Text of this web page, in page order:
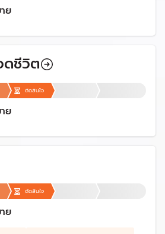
ย
ดชีวิต
ตัดสินใจ
ย
ตัดสินใจ
ย